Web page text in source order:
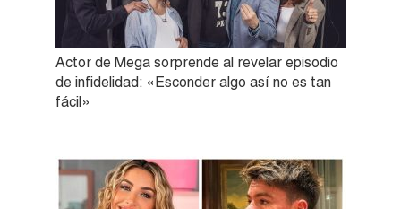
Actor de Mega sorprende al revelar episodio
de infidelidad: «Esconder algo así no es tan
fácil»